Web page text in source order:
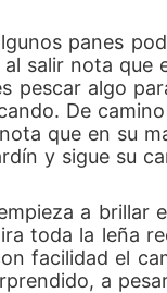
panes
salir nota
pescar algo
De
que en su
y sigue su
a brillar
toda la leña
facilidad el
a